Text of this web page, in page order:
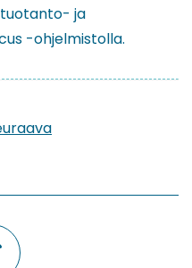
ja
-ohjelmistolla.